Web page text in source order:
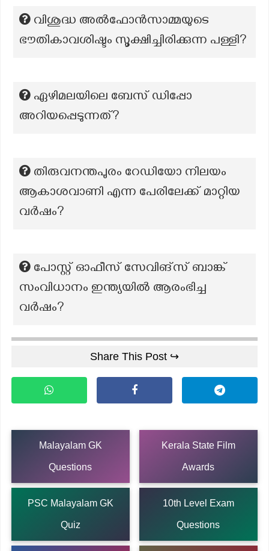
വിശുദ്ധ അൽഫോൻസാമ്മയുടെ
ഭൗതികാവശിഷ്ടം സൂക്ഷിച്ചിരിക്കുന്ന പള്ളി?
ഏഴിമലയിലെ ബേസ് ഡിപ്പോ
അറിയപ്പെടുന്നത്?
തിരുവനന്തപുരം റേഡിയോ നിലയം
ആകാശവാണി എന്ന പേരിലേക്ക് മാറ്റിയ
വര്‍ഷം?
പോസ്റ്റ് ഓഫീസ് സേവിങ്സ് ബാങ്ക്
സംവിധാനം ഇന്ത്യയിൽ ആരംഭിച്ച
വർഷം?
Share This Post ↪
Malayalam GK
Questions
Kerala State Film
Awards
PSC Malayalam GK
Quiz
10th Level Exam
Questions